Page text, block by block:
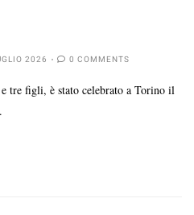
2026 0 COMMENTS
tre figli, è stato celebrato a Torino il